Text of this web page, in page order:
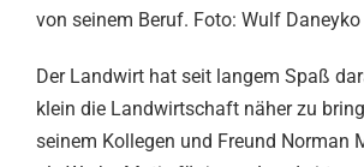
von seinem Beruf. Foto: Wulf Daneyko
Der Landwirt hat seit langem Spaß
klein die Landwirtschaft näher zu
seinem Kollegen und Freund Norman